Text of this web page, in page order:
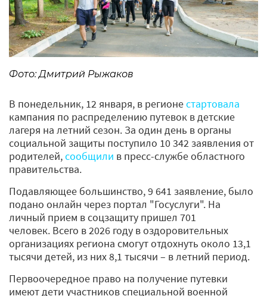
Фото: Дмитрий Рыжаков
В понедельник, 12 января, в регионестартовала
кампания по распределению путевок в детские
лагеря на летний сезон. За один день в органы
социальной защиты поступило 10 342 заявления от
родителей,сообщили в пресс-службе областного
правительства.
Подавляющее большинство, 9 641 заявление, было
подано онлайн через портал "Госуслуги". На
личный прием в соцзащиту пришел 701
человек. Всего в 2026 году в оздоровительных
организациях региона смогут отдохнуть около 13,1
тысячи детей, из них 8,1 тысячи – в летний период.
Первоочередное право на получение путевки
имеют дети участников специальной военной